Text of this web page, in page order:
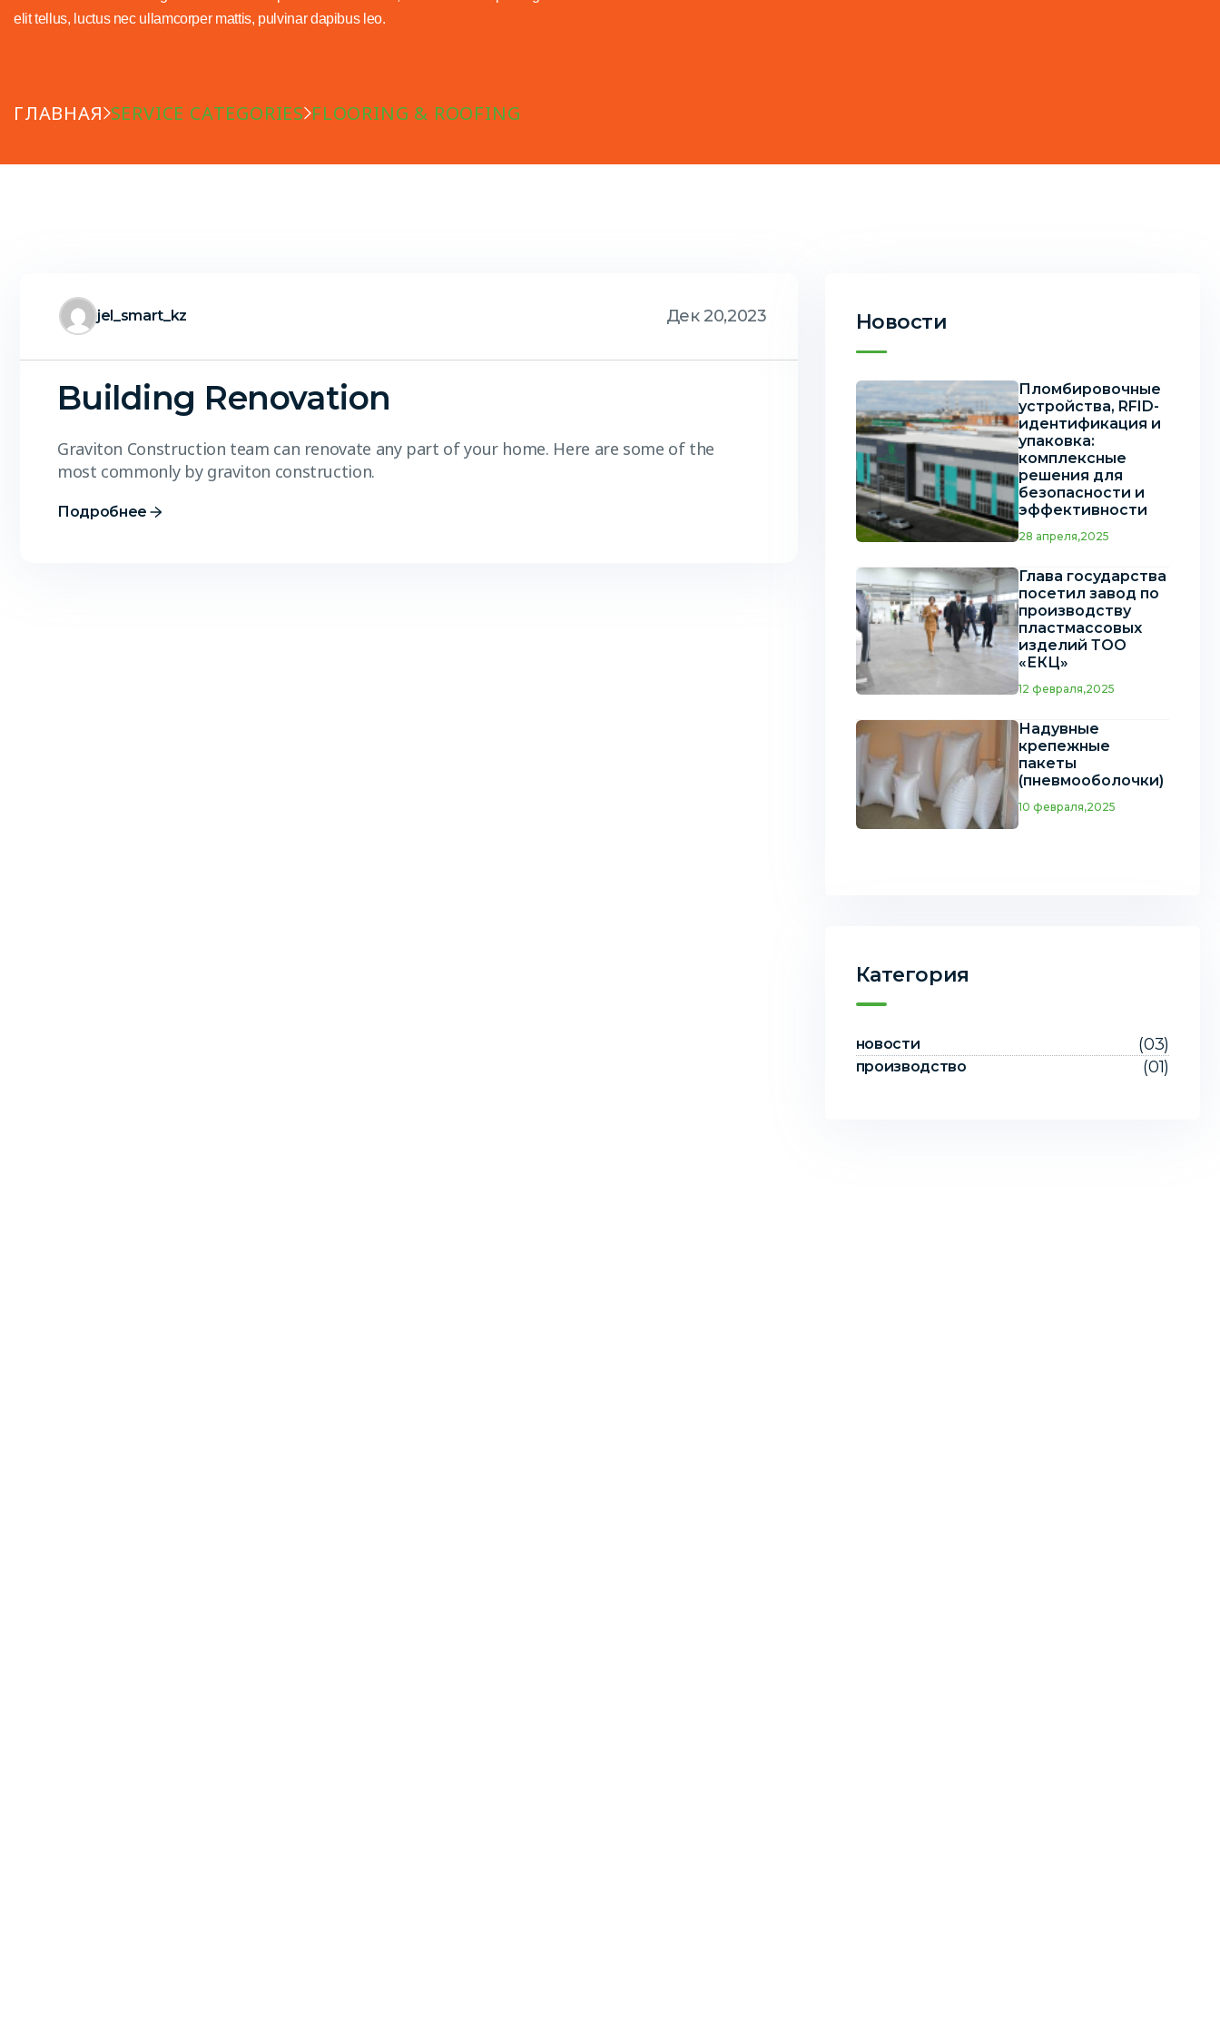
elit tellus, luctus nec ullamcorper mattis, pulvinar dapibus leo.
ГЛАВНАЯ SERVICE CATEGORIES FLOORING & ROOFING
jel_smart_kz Дек 20,2023
Building Renovation
Graviton Construction team can renovate any part of your home. Here are some of the
most commonly by graviton construction.
Подробнее
Новости
Пломбировочные
устройства, RFID-
идентификация и
упаковка:
комплексные
решения для
безопасности и
эффективности
28 апреля,2025
Глава государства
посетил завод по
производству
пластмассовых
изделий ТОО
«ЕКЦ»
12 февраля,2025
Надувные
крепежные
пакеты
(пневмооболочки)
10 февраля,2025
Категория
новости (03)
производство (01)